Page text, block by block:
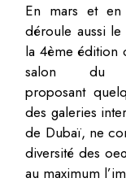
En mars et
déroule aussi le
la 4ème édition
salon du
proposant
des galeries
de Dubaï, ne
diversité des
au maximum